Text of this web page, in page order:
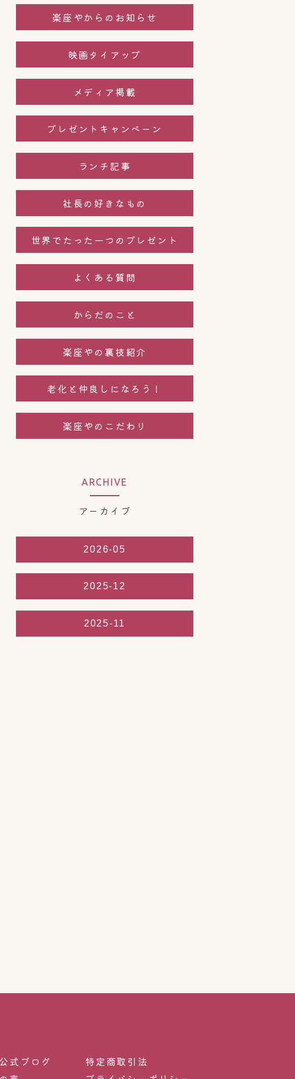
楽座やからのお知らせ
映画タイアップ
メディア掲載
プレゼントキャンペーン
ランチ記事
社長の好きなもの
世界でたった一つのプレゼント
よくある質問
からだのこと
楽座やの裏技紹介
老化と仲良しになろう！
楽座やのこだわり
ARCHIVE
アーカイブ
2026-05
2025-12
2025-11
式ブログ
特定商取引法